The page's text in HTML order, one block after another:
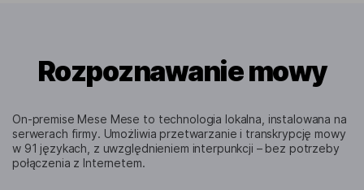
Rozpoznawanie mowy
On-premise Mese Mese to technologia lokalna, instalowana na
serwerach firmy. Umożliwia przetwarzanie i transkrypcję mowy
w 91 językach, z uwzględnieniem interpunkcji – bez potrzeby
połączenia z Internetem.